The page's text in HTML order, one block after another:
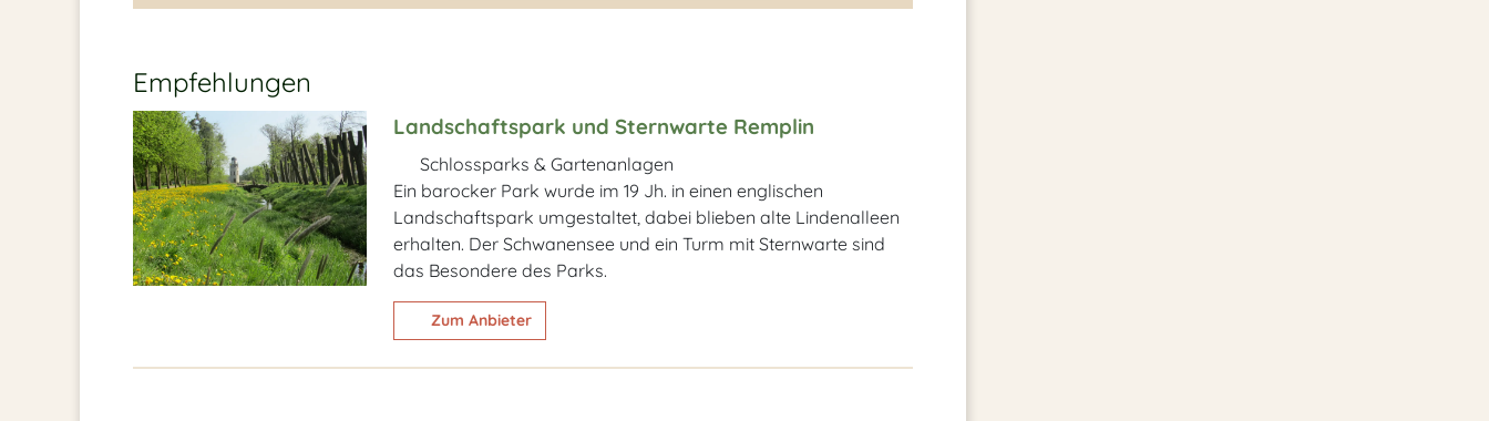
Empfehlungen
Landschaftspark und Sternwarte Remplin
Schlossparks & Gartenanlagen
Ein barocker Park wurde im 19 Jh. in einen englischen
Landschaftspark umgestaltet, dabei blieben alte Lindenalleen
erhalten. Der Schwanensee und ein Turm mit Sternwarte sind
das Besondere des Parks.
Zum Anbieter